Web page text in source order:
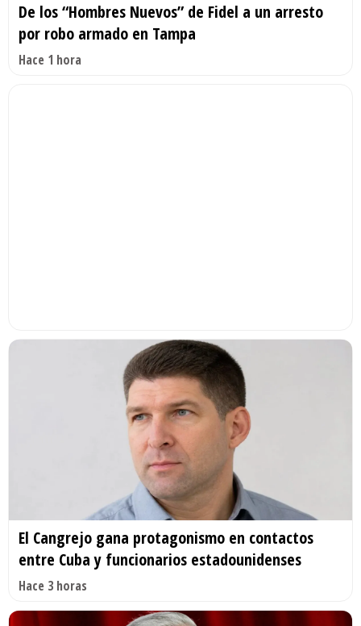
De los “Hombres Nuevos” de Fidel a un arresto
por robo armado en Tampa
Hace 1 hora
El Cangrejo gana protagonismo en contactos
entre Cuba y funcionarios estadounidenses
Hace 3 horas